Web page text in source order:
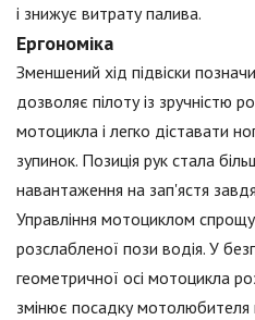
і знижує витрату палива.
Ергономіка
Зменшений хід підвіски
дозволяє пілоту із зручністю
мотоцикла і легко діставати
зупинок. Позиція рук стала
навантаження на зап'ястя
Управління мотоциклом
розслабленої пози водія. У
геометричної осі мотоцикла
змінює посадку мотолюбителя